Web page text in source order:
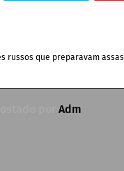
russos que preparavam
Adm